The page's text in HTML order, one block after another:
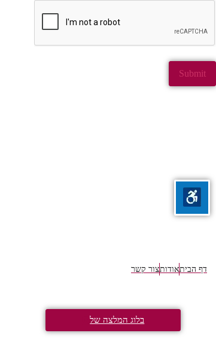
דף הביתאודותצור קשר
בלוג המלצה של